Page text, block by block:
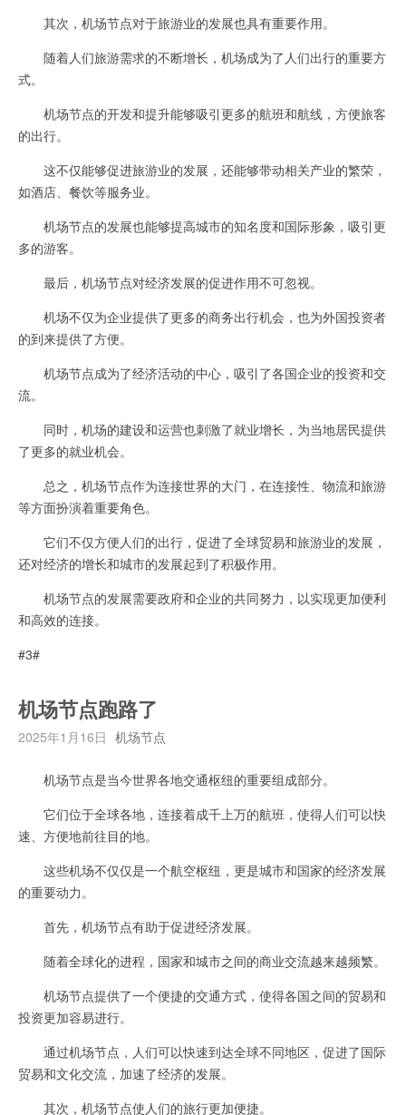
其次，机场节点对于旅游业的发展也具有重要作用。
随着人们旅游需求的不断增长，机场成为了人们出行的重要方
式。
机场节点的开发和提升能够吸引更多的航班和航线，方便旅客
的出行。
这不仅能够促进旅游业的发展，还能够带动相关产业的繁荣，
如酒店、餐饮等服务业。
机场节点的发展也能够提高城市的知名度和国际形象，吸引更
多的游客。
最后，机场节点对经济发展的促进作用不可忽视。
机场不仅为企业提供了更多的商务出行机会，也为外国投资者
的到来提供了方便。
机场节点成为了经济活动的中心，吸引了各国企业的投资和交
流。
同时，机场的建设和运营也刺激了就业增长，为当地居民提供
了更多的就业机会。
总之，机场节点作为连接世界的大门，在连接性、物流和旅游
等方面扮演着重要角色。
它们不仅方便人们的出行，促进了全球贸易和旅游业的发展，
还对经济的增长和城市的发展起到了积极作用。
机场节点的发展需要政府和企业的共同努力，以实现更加便利
和高效的连接。
#3#
机场节点跑路了
2025年1月16日 机场节点
机场节点是当今世界各地交通枢纽的重要组成部分。
它们位于全球各地，连接着成千上万的航班，使得人们可以快
速、方便地前往目的地。
这些机场不仅仅是一个航空枢纽，更是城市和国家的经济发展
的重要动力。
首先，机场节点有助于促进经济发展。
随着全球化的进程，国家和城市之间的商业交流越来越频繁。
机场节点提供了一个便捷的交通方式，使得各国之间的贸易和
投资更加容易进行。
通过机场节点，人们可以快速到达全球不同地区，促进了国际
贸易和文化交流，加速了经济的发展。
其次，机场节点使人们的旅行更加便捷。